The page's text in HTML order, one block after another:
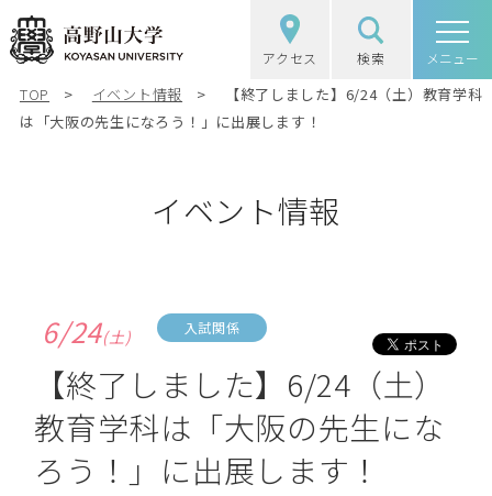
アクセス
検索
メニュー
高野山大学の概要
学部・大学院
社会・地域連携
受験生の方 在学生の方
TOP イベント情報
【終了しました】6/24（土）教育学科
は「大阪の先生になろう！」に出展します！
イベント情報
6/24(土) 入試関係
【終了しました】6/24（土）
教育学科は「大阪の先生にな
ろう！」に出展します！